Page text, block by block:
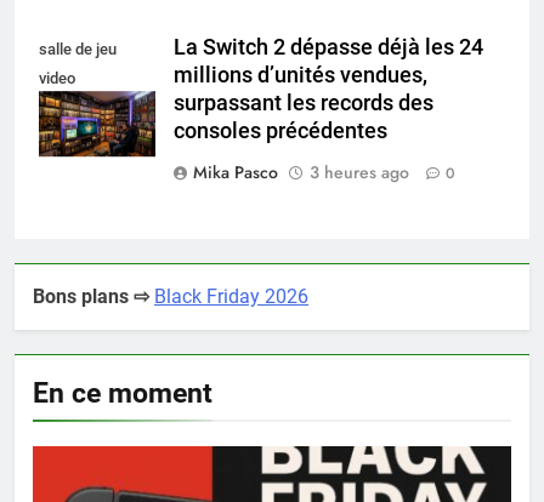
salle de jeu
video
collectionneur
La Switch 2 dépasse déjà les 24
millions d’unités vendues,
surpassant les records des
consoles précédentes
Mika Pasco
3 heures ago 0
Bons plans ⇨ Black Friday 2026
En ce moment